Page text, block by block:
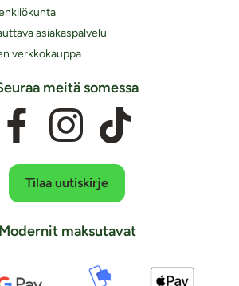
asiakaspalvelu
verkkokauppa
meitä somessa
Tilaa uutiskirje
Modernit maksutavat